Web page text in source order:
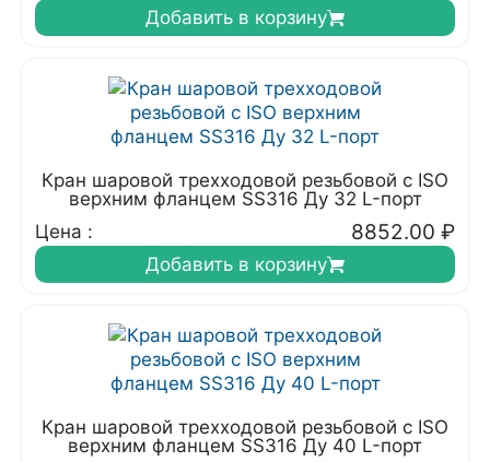
Добавить в корзину
Кран шаровой трехходовой резьбовой с ISO
верхним фланцем SS316 Ду 32 L-порт
Цена :
8852.00 ₽
Добавить в корзину
Кран шаровой трехходовой резьбовой с ISO
верхним фланцем SS316 Ду 40 L-порт